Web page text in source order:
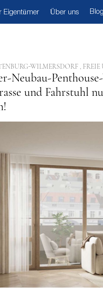
Eigentümer Über uns Blog
WILMERSDORF ,
Neubau-
und Fahrstuhl